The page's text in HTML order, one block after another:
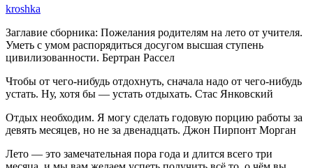
kroshka
Заглавие сборника: Пожелания родителям на лето от учителя.
Уметь с умом распорядиться досугом высшая ступень
цивилизованности. Бертран Рассел
Чтобы от чего-нибудь отдохнуть, сначала надо от чего-нибудь
устать. Ну, хотя бы — устать отдыхать. Стас Янковский
Отдых необходим. Я могу сделать годовую порцию работы за
девять месяцев, но не за двенадцать. Джон Пирпонт Морган
Лето — это замечательная пора года и длится всего три